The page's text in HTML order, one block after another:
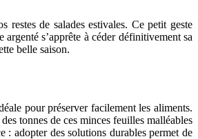
de salades estivales. Ce petit geste
s’apprête à céder définitivement sa
belle saison.
pour préserver facilement les aliments.
tonnes de ces minces feuilles malléables
: adopter des solutions durables permet de